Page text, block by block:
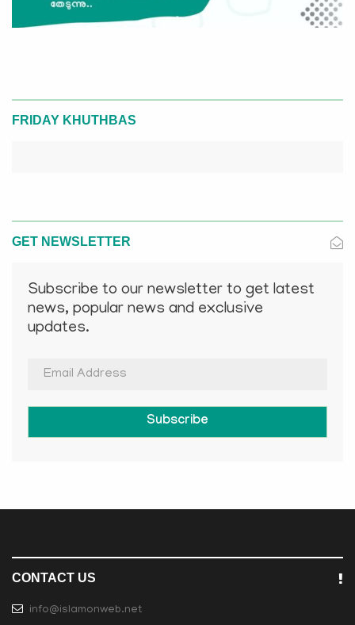
FRIDAY KHUTHBAS
GET NEWSLETTER
Subscribe to our newsletter to get latest
news, popular news and exclusive
updates.
Subscribe
CONTACT US
info@islamonweb.net